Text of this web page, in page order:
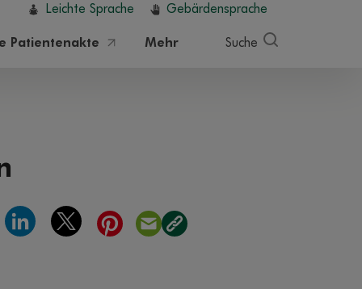
Leichte Sprache Gebärdensprache
Patientenakte Mehr Suche